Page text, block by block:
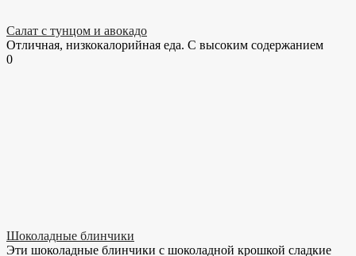
Салат с тунцом и авокадо
Отличная, низкокалорийная еда. С высоким содержанием
0
Шоколадные блинчики
Эти шоколадные блинчики с шоколадной крошкой сладкие